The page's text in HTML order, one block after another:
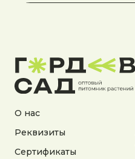
О нас
Реквизиты
Сертификаты